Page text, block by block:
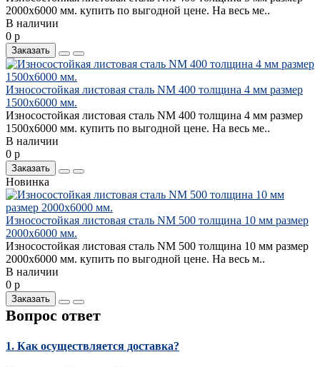
2000х6000 мм. купить по выгодной цене. На весь ме..
В наличии
0 р
Заказать
Износостойкая листовая сталь NM 400 толщина 4 мм размер
1500х6000 мм.
Износостойкая листовая сталь NM 400 толщина 4 мм размер
1500х6000 мм. купить по выгодной цене. На весь ме..
В наличии
0 р
Заказать
Новинка
Износостойкая листовая сталь NM 500 толщина 10 мм размер
2000х6000 мм.
Износостойкая листовая сталь NM 500 толщина 10 мм размер
2000х6000 мм. купить по выгодной цене. На весь м..
В наличии
0 р
Заказать
Вопрос ответ
1. Как осуществляется доставка?